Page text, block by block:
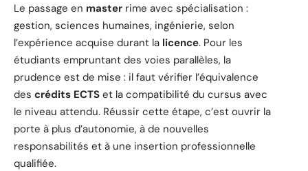
Le passage en master rime avec spécialisation :
gestion, sciences humaines, ingénierie, selon
l’expérience acquise durant la licence. Pour les
étudiants empruntant des voies parallèles, la
prudence est de mise : il faut vérifier l’équivalence
des crédits ECTS et la compatibilité du cursus avec
le niveau attendu. Réussir cette étape, c’est ouvrir la
porte à plus d’autonomie, à de nouvelles
responsabilités et à une insertion professionnelle
qualifiée.